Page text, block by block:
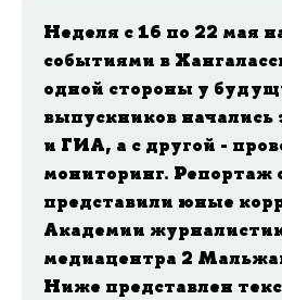
Неделя с 16 по 22 мая
событиями в
одной стороны у
выпускников
и ГИА, а с другой -
мониторинг. Репортаж
представили юные
Академии
медиацентра 2
Ниже представлен